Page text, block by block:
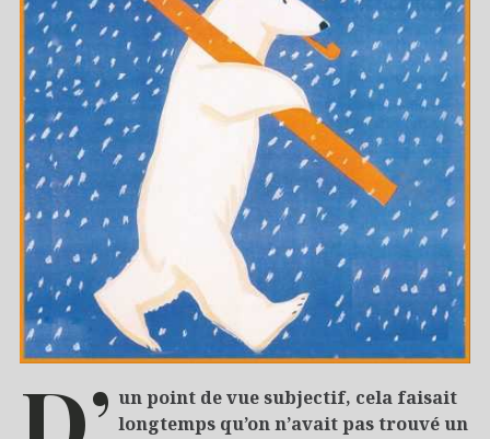
un point de vue subjectif, cela faisait
longtemps qu’on n’avait pas trouvé un